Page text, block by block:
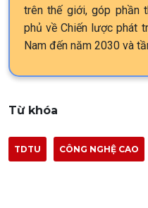
trên thế giới, góp phần
phủ về Chiến lược phát
Nam đến năm 2030 và
Từ khóa
TDTU CÔNG NGHỆ CAO